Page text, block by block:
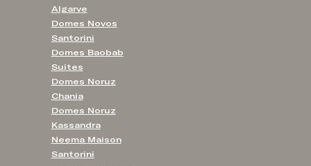
Algarve
Domes Novos
Santorini
Domes Baobab
Suites
Domes Noruz
Chania
Domes Noruz
Kassandra
Neema Maison
Santorini